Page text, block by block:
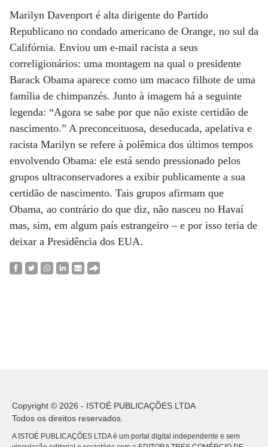
Marilyn Davenport é alta dirigente do Partido
Republicano no condado americano de Orange, no sul da
Califórnia. Enviou um e-mail racista a seus
correligionários: uma montagem na qual o presidente
Barack Obama aparece como um macaco filhote de uma
família de chimpanzés. Junto à imagem há a seguinte
legenda: “Agora se sabe por que não existe certidão de
nascimento.” A preconceituosa, deseducada, apelativa e
racista Marilyn se refere à polêmica dos últimos tempos
envolvendo Obama: ele está sendo pressionado pelos
grupos ultraconservadores a exibir publicamente a sua
certidão de nascimento. Tais grupos afirmam que
Obama, ao contrário do que diz, não nasceu no Havaí
mas, sim, em algum país estrangeiro – e por isso teria de
deixar a Presidência dos EUA.
Copyright © 2026 - ISTOÉ PUBLICAÇÕES LTDA
Todos os direitos reservados.
A ISTOÉ PUBLICAÇÕES LTDA é um portal digital independente e sem